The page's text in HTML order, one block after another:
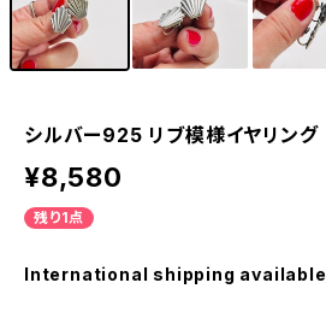
シルバー925 リブ模様イヤリング
¥8,580
残り1点
International shipping available